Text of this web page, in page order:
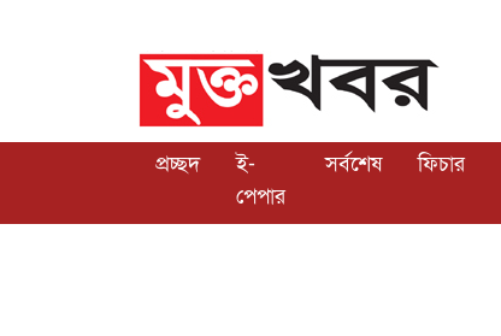
প্রচ্ছদ
ই-
পেপার
সর্বশেষ ফিচার